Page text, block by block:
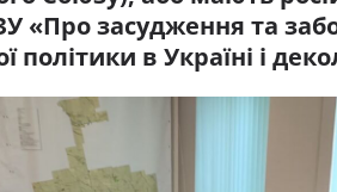
«Про засудження та
політики в Україні і